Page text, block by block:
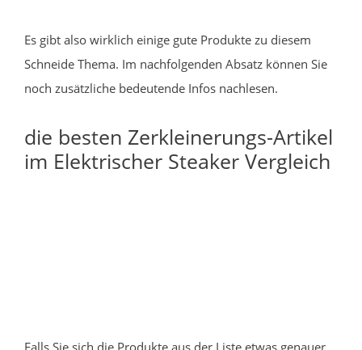
Es gibt also wirklich einige gute Produkte zu diesem
Schneide Thema. Im nachfolgenden Absatz können Sie
noch zusätzliche bedeutende Infos nachlesen.
die besten Zerkleinerungs-Artikel
im Elektrischer Steaker Vergleich
Falls Sie sich die Produkte aus der Liste etwas genauer